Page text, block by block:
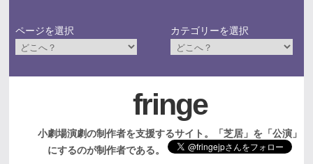
ページを選択 カテゴリーを選択
fringe
小劇場演劇の制作者を支援するサイト。「芝居」を「公演」
にするのが制作者である。